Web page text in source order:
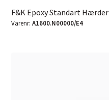
F&K Epoxy Standart Hærder
Varenr:A1600.N00000/E4